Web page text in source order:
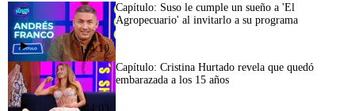
44:10
Capítulo: Suso le cumple un sueño a 'El
Agropecuario' al invitarlo a su programa
44:03
Capítulo: Cristina Hurtado revela que quedó
embarazada a los 15 años